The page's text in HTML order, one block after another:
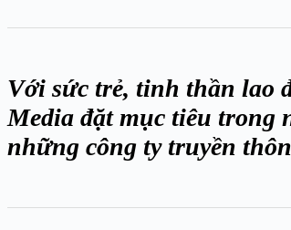
Với sức trẻ, tinh thần lao
Media đặt mục tiêu trong
những công ty truyền